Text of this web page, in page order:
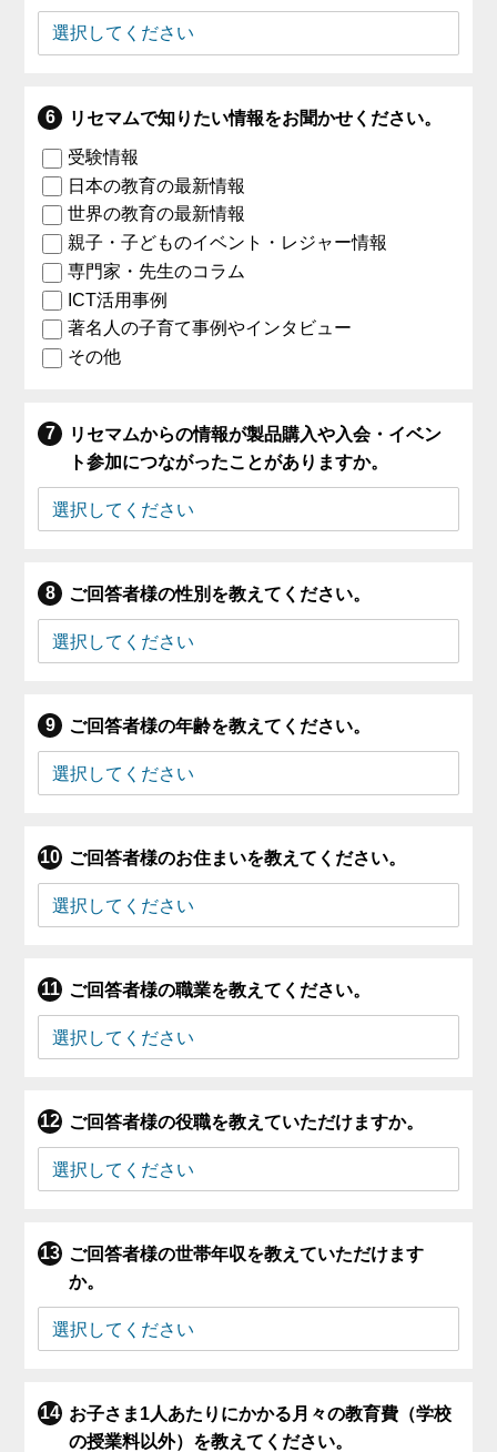
リセマムで知りたい情報をお聞かせください。
受験情報
日本の教育の最新情報
世界の教育の最新情報
親子・子どものイベント・レジャー情報
専門家・先生のコラム
ICT活用事例
著名人の子育て事例やインタビュー
その他
リセマムからの情報が製品購入や入会・イベン
ト参加につながったことがありますか。
ご回答者様の性別を教えてください。
ご回答者様の年齢を教えてください。
ご回答者様のお住まいを教えてください。
ご回答者様の職業を教えてください。
ご回答者様の役職を教えていただけますか。
ご回答者様の世帯年収を教えていただけます
か。
お子さま1人あたりにかかる月々の教育費（学校
の授業料以外）を教えてください。